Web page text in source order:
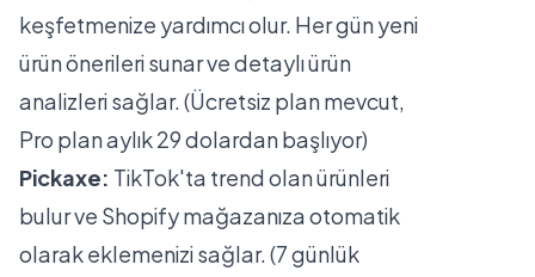
keşfetmenize yardımcı olur. Her gün yeni
ürün önerileri sunar ve detaylı ürün
analizleri sağlar. (Ücretsiz plan mevcut,
Pro plan aylık 29 dolardan başlıyor)
Pickaxe: TikTok'ta trend olan ürünleri
bulur ve Shopify mağazanıza otomatik
olarak eklemenizi sağlar. (7 günlük